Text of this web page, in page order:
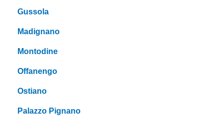
Gussola
Madignano
Montodine
Offanengo
Ostiano
Palazzo Pignano